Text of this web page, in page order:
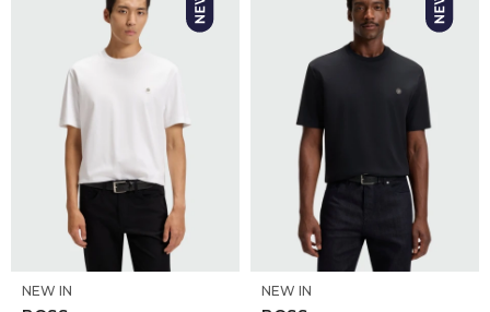
SELECCIONAR TALLE
NEW IN
SELECCIONAR TALLE
NEW IN